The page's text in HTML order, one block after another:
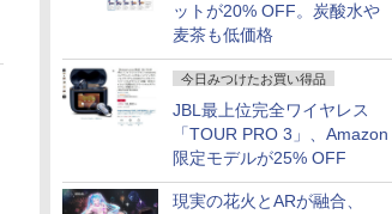
ットが20% OFF。炭酸水や
麦茶も低価格
今日みつけたお買い得品
JBL最上位完全ワイヤレス
「TOUR PRO 3」、Amazon
限定モデルが25% OFF
現実の花火とARが融合、